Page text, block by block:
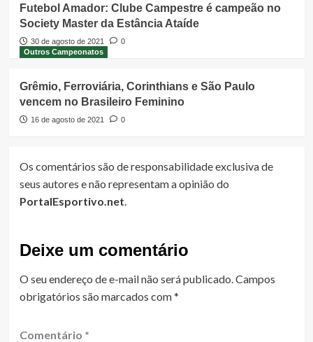
Futebol Amador: Clube Campestre é campeão no
Society Master da Estância Ataíde
30 de agosto de 2021
0
Outros Campeonatos
Grêmio, Ferroviária, Corinthians e São Paulo
vencem no Brasileiro Feminino
16 de agosto de 2021 0
Os comentários são de responsabilidade exclusiva de
seus autores e não representam a opinião do
PortalEsportivo.net.
Deixe um comentário
O seu endereço de e-mail não será publicado.Campos
obrigatórios são marcados com*
Comentário *